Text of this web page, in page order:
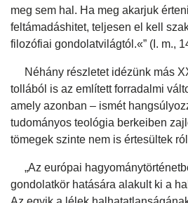
meg sem hal. Ha meg akarjuk
feltámadáshitet, teljesen el kell
filozófiai gondolatvilágtól.«” (I. m.,
Néhány részletet idézünk más
tollából is az említett forradalmi
amely azonban – ismét
tudományos teológia berkeiben
tömegek szinte nem is értesültek
„Az európai
gondolatkör hatására alakult ki a